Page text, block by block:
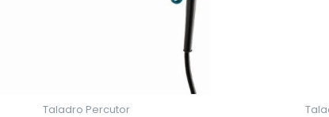
Taladro Percutor